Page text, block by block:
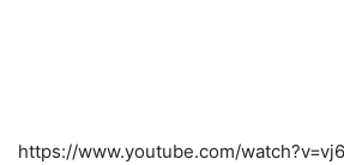
https://www.youtube.com/